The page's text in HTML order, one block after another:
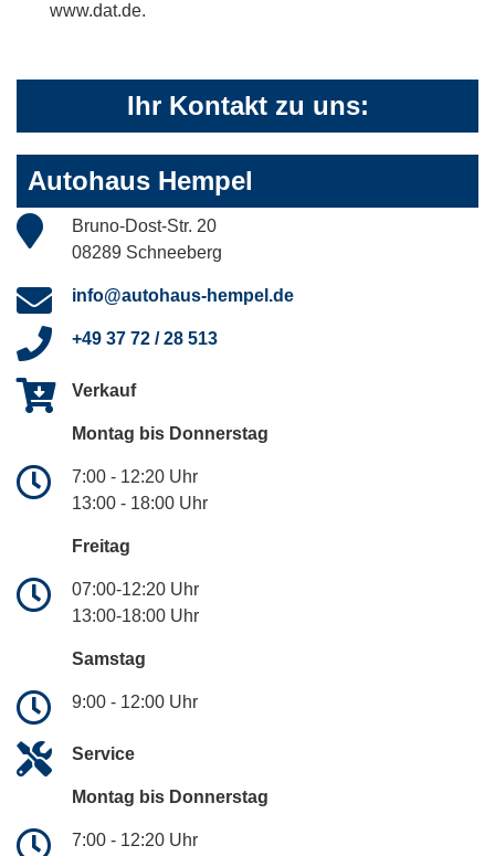
www.dat.de.
Ihr Kontakt zu uns:
Autohaus Hempel
Bruno-Dost-Str. 20
08289 Schneeberg
info@autohaus-hempel.de
+49 37 72 / 28 513
Verkauf
Montag bis Donnerstag
7:00 - 12:20 Uhr
13:00 - 18:00 Uhr
Freitag
07:00-12:20 Uhr
13:00-18:00 Uhr
Samstag
9:00 - 12:00 Uhr
Service
Montag bis Donnerstag
7:00 - 12:20 Uhr